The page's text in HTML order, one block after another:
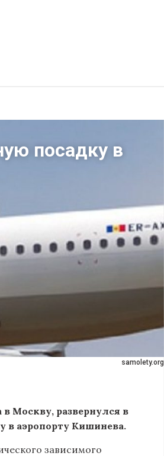
samolety.org
посадку в
Москву, развернулся в
в аэропорту Кишинева.
зависимого